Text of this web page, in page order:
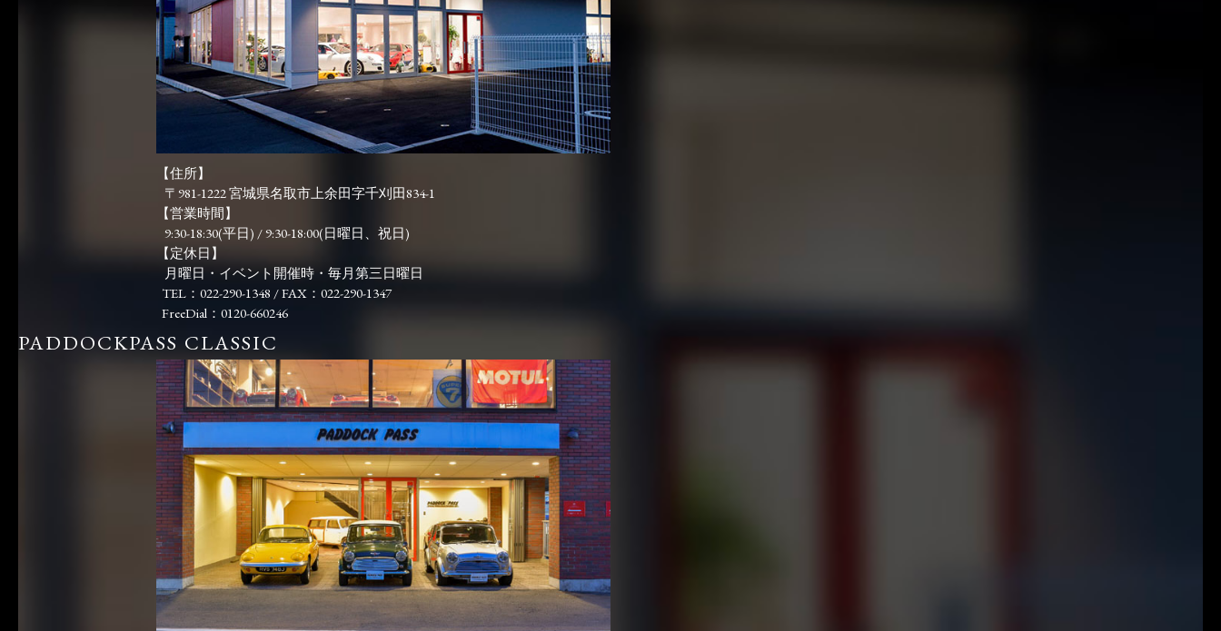
【住所】
〒981-1222 宮城県名取市上余田字千刈田834-1
【営業時間】
9:30-18:30(平日) / 9:30-18:00(日曜日、祝日)
【定休日】
月曜日・イベント開催時・毎月第三日曜日
TEL：022-290-1348 / FAX：022-290-1347
FreeDial：0120-660246
PADDOCKPASS CLASSIC